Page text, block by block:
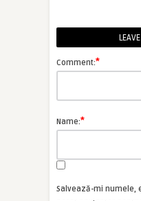
Comment:*
Name:*
Salvează-mi numele,